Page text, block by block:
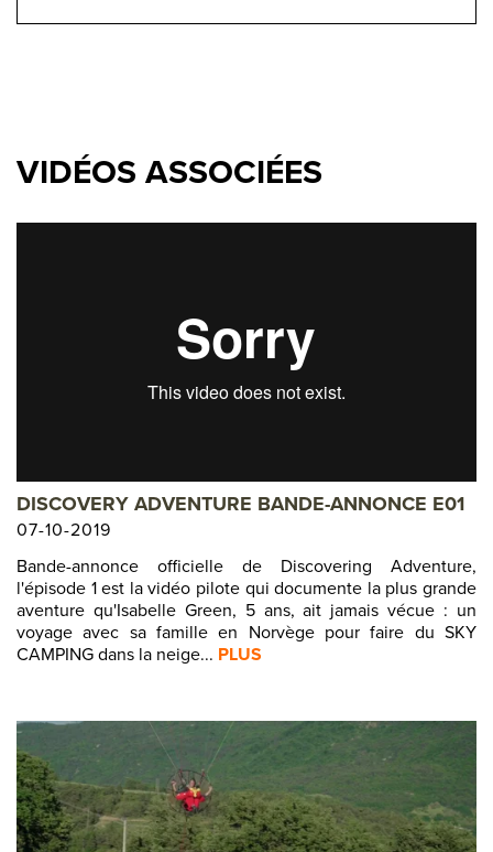
VIDÉOS ASSOCIÉES
DISCOVERY ADVENTURE BANDE-ANNONCE E01
07-10-2019
Bande-annonce officielle de Discovering Adventure,
l'épisode 1 est la vidéo pilote qui documente la plus grande
aventure qu'Isabelle Green, 5 ans, ait jamais vécue : un
voyage avec sa famille en Norvège pour faire du SKY
CAMPING dans la neige... PLUS